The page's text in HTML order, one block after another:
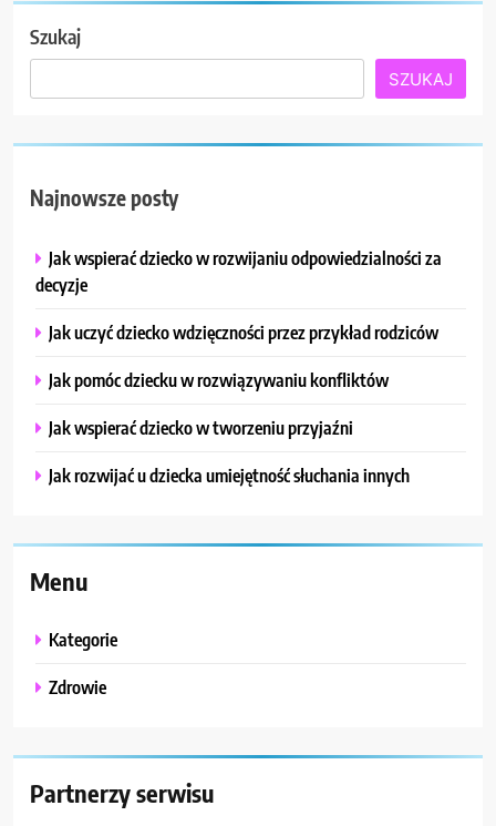
Szukaj
SZUKAJ
Najnowsze posty
Jak wspierać dziecko w rozwijaniu odpowiedzialności za
decyzje
Jak uczyć dziecko wdzięczności przez przykład rodziców
Jak pomóc dziecku w rozwiązywaniu konfliktów
Jak wspierać dziecko w tworzeniu przyjaźni
Jak rozwijać u dziecka umiejętność słuchania innych
Menu
Kategorie
Zdrowie
Partnerzy serwisu